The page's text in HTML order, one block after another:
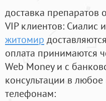
доставка препаратов
VIP клиентов: Сиалис
житомир
оплата принимаются
Web Money и с
консультации в
телефонам: